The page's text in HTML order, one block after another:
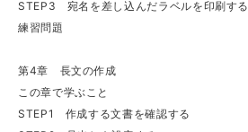
STEP3 宛名を差し込んだラベルを印刷する
練習問題
第4章 長文の作成
この章で学ぶこと
STEP1 作成する文書を確認する